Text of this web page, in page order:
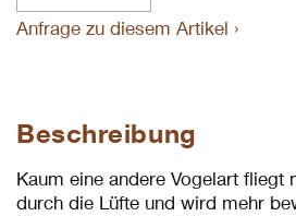
Anfrage zu diesem Artikel ›
Beschreibung
Kaum eine andere Vogelart fliegt
durch die Lüfte und wird mehr